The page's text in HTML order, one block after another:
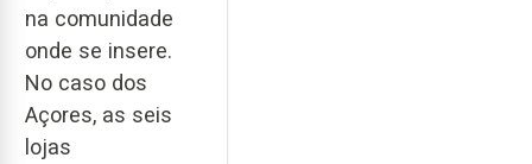
na comunidade
onde se insere.
No caso dos
Açores, as seis
lojas